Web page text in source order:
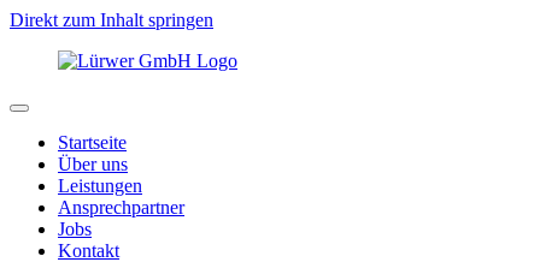
Direkt zum Inhalt springen
Startseite
Über uns
Leistungen
Ansprechpartner
Jobs
Kontakt